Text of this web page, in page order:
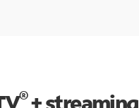
®